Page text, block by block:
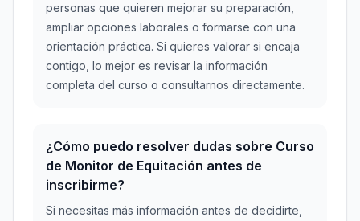
personas que quieren mejorar su preparación,
ampliar opciones laborales o formarse con una
orientación práctica. Si quieres valorar si encaja
contigo, lo mejor es revisar la información
completa del curso o consultarnos directamente.
¿Cómo puedo resolver dudas sobre Curso
de Monitor de Equitación antes de
inscribirme?
Si necesitas más información antes de decidirte,